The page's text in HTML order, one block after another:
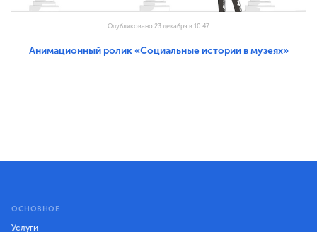
Опубликовано 23 декабря в 10:47
Анимационный ролик «Социальные истории в музеях»
ОСНОВНОЕ
Услуги